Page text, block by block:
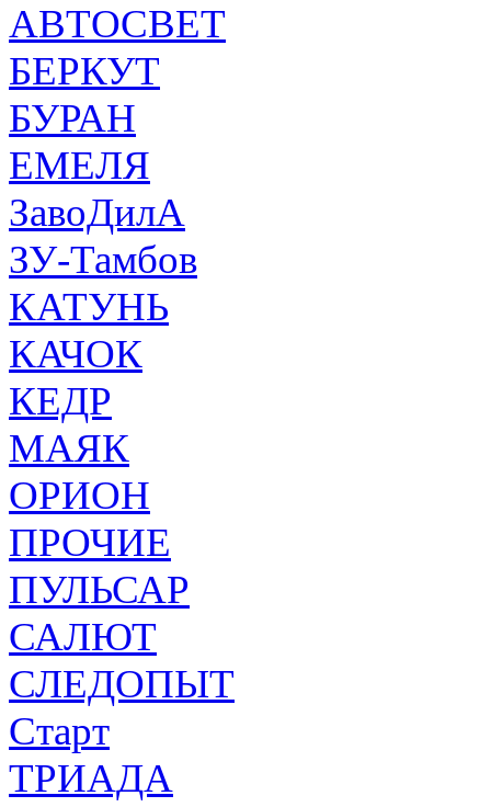
АВТОСВЕТ
БЕРКУТ
БУРАН
ЕМЕЛЯ
ЗавоДилА
ЗУ-Тамбов
КАТУНЬ
КАЧОК
КЕДР
МАЯК
ОРИОН
ПРОЧИЕ
ПУЛЬСАР
САЛЮТ
СЛЕДОПЫТ
Старт
ТРИАДА